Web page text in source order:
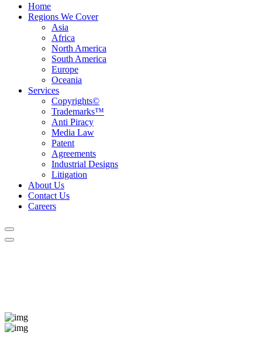
Home
Regions We Cover
Asia
Africa
North America
South America
Europe
Oceania
Services
Copyrights©
Trademarks™
Anti Piracy
Media Law
Patent
Agreements
Industrial Designs
Litigation
About Us
Contact Us
Careers